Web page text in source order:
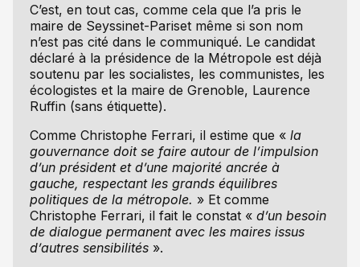
C’est, en tout cas, comme cela que l’a pris le
maire de Seyssinet-Pariset même si son nom
n’est pas cité dans le communiqué. Le candidat
déclaré à la présidence de la Métropole est déjà
soutenu par les socialistes, les communistes, les
écologistes et la maire de Grenoble, Laurence
Ruffin (sans étiquette).
Comme Christophe Ferrari, il estime que « la
gouvernance doit se faire autour de l’impulsion
d’un président et d’une majorité ancrée à
gauche, respectant les grands équilibres
politiques de la métropole. » Et comme
Christophe Ferrari, il fait le constat « d’un besoin
de dialogue permanent avec les maires issus
d’autres sensibilités ».